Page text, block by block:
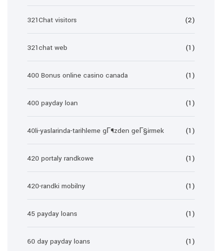
321Chat visitors (2)
321chat web (1)
400 Bonus online casino canada (1)
400 payday loan (1)
40li-yaslarinda-tarihleme gГ¶zden geГ§irmek (1)
420 portaly randkowe (1)
420-randki mobilny (1)
45 payday loans (1)
60 day payday loans (1)